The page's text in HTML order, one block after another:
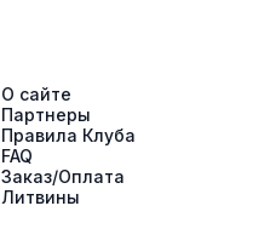
О сайте
Партнеры
Правила Клуба
FAQ
Заказ/Оплата
Литвины